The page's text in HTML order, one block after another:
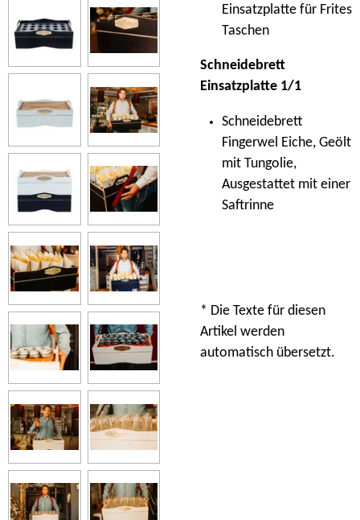
Einsatzplatte für Frites
Taschen
Schneidebrett
Einsatzplatte 1/1
Schneidebrett
Fingerwel Eiche, Geölt
mit Tungolie,
Ausgestattet mit einer
Saftrinne
* Die Texte für diesen
Artikel werden
automatisch übersetzt.